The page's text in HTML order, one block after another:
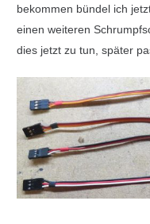
bekommen bündel ich
einen weiteren
dies jetzt zu tun, später